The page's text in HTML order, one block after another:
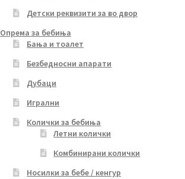
Детски реквизити за во двор
Опрема за бебиња
Бања и тоалет
Безбедносни апарати
Дубаци
Игрални
Колички за бебиња
Летни колички
Комбинирани колички
Носилки за бебе / кенгур